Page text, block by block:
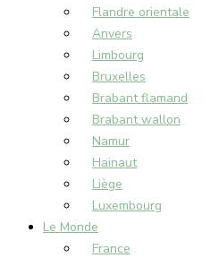
Flandre orientale
Anvers
Limbourg
Bruxelles
Brabant flamand
Brabant wallon
Namur
Hainaut
Liège
Luxembourg
Le Monde
France